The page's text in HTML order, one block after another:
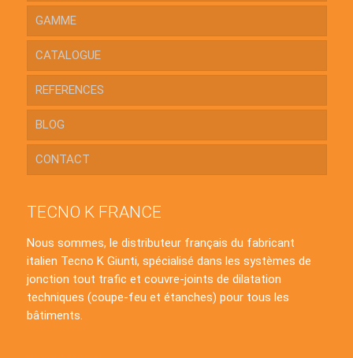
GAMME
CATALOGUE
REFERENCES
BLOG
CONTACT
TECNO K FRANCE
Nous sommes, le distributeur français du fabricant
italien Tecno K Giunti, spécialisé dans les systèmes de
jonction tout trafic et couvre-joints de dilatation
techniques (coupe-feu et étanches) pour tous les
bâtiments.